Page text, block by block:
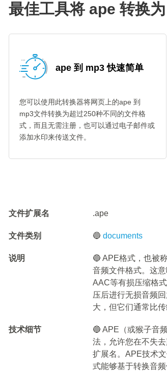
最佳工具将 ape 转换
ape 到 mp3 快速简单
您可以使用此转换器将网页上的ape 到
mp3文件转换为超过250种不同的文件格
式，而且无需注册，也可以通过电子邮件或
添加水印来传送文件。
文件扩展名 .ape
文件类别 🔵documents
说明
🔵 APE格式，也被
音频文件格式。这
AAC等有损压缩格
压后进行无损音频
大，但它们通常比
技术细节
🔵 APE（或猴子音
法，允许您在不失
扩展名。APE技术
式能够基于转换音